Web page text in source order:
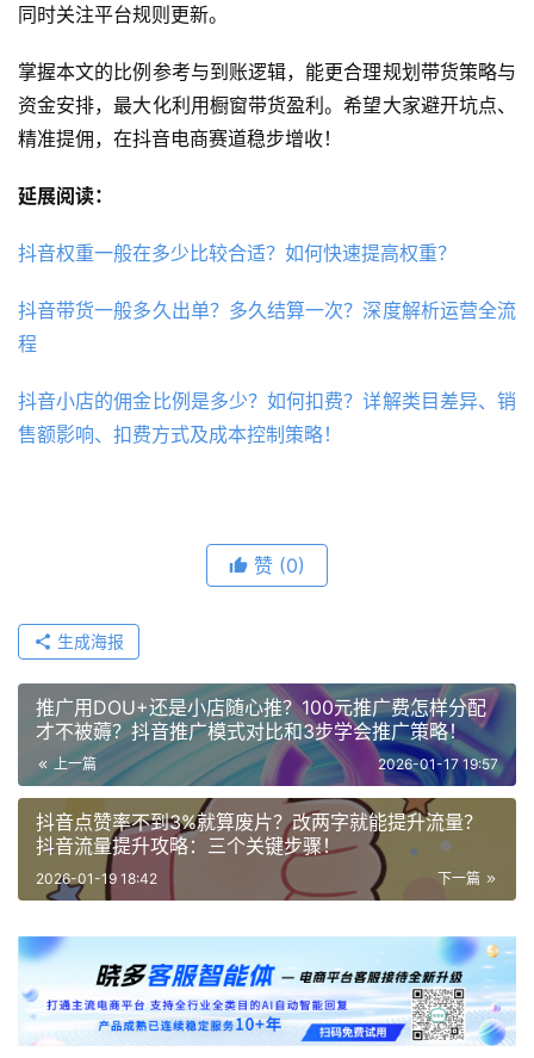
同时关注平台规则更新。
掌握本文的比例参考与到账逻辑，能更合理规划带货策略与
资金安排，最大化利用橱窗带货盈利。希望大家避开坑点、
精准提佣，在抖音电商赛道稳步增收！
延展阅读：
抖音权重一般在多少比较合适？如何快速提高权重？
抖音带货一般多久出单？多久结算一次？深度解析运营全流
程
抖音小店的佣金比例是多少？如何扣费？详解类目差异、销
售额影响、扣费方式及成本控制策略！
赞 (0)
生成海报
推广用DOU+还是小店随心推？100元推广费怎样分配
才不被薅？抖音推广模式对比和3步学会推广策略！
上一篇 2026-01-17 19:57
抖音点赞率不到3%就算废片？改两字就能提升流量？
抖音流量提升攻略：三个关键步骤！
下一篇
2026-01-19 18:42